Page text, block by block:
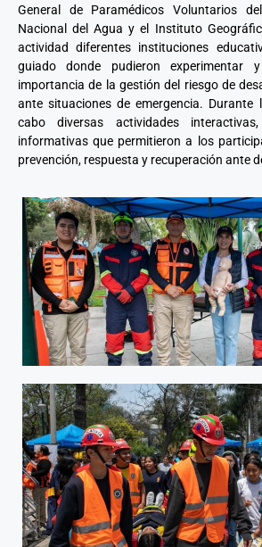
General de Paramédicos Voluntarios
Nacional del Agua y el Instituto
actividad diferentes instituciones
guiado donde pudieron experimentar
importancia de la gestión del riesgo de
ante situaciones de emergencia. Durante
cabo diversas actividades
informativas que permitieron a los
prevención, respuesta y recuperación ante